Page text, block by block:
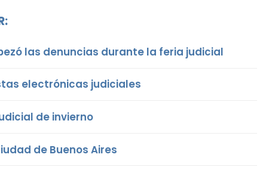
las denuncias durante la feria judicial
electrónicas judiciales
de invierno
de Buenos Aires